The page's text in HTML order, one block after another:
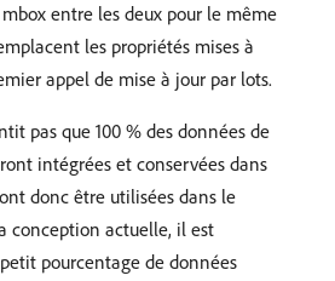
entre les deux pour le même
les propriétés mises à
appel de mise à jour par lots.
pas que 100 % des données de
intégrées et conservées dans
donc être utilisées dans le
conception actuelle, il est
pourcentage de données